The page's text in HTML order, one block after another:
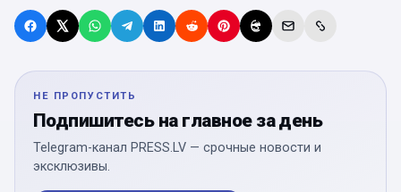
НЕ ПРОПУСТИТЬ
Подпишитесь на главное за день
Telegram-канал PRESS.LV — срочные новости и
эксклюзивы.